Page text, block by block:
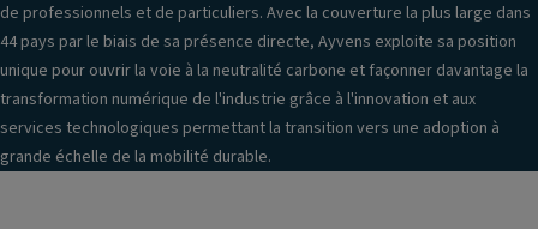
de professionnels et de particuliers. Avec la couverture la plus large dans
44 pays par le biais de sa présence directe, Ayvens exploite sa position
unique pour ouvrir la voie à la neutralité carbone et façonner davantage la
transformation numérique de l'industrie grâce à l'innovation et aux
services technologiques permettant la transition vers une adoption à
grande échelle de la mobilité durable.